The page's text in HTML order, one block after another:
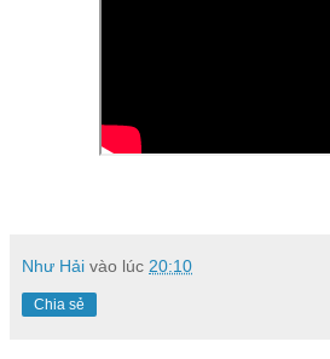
Như Hải vào lúc 20:10
Chia sẻ